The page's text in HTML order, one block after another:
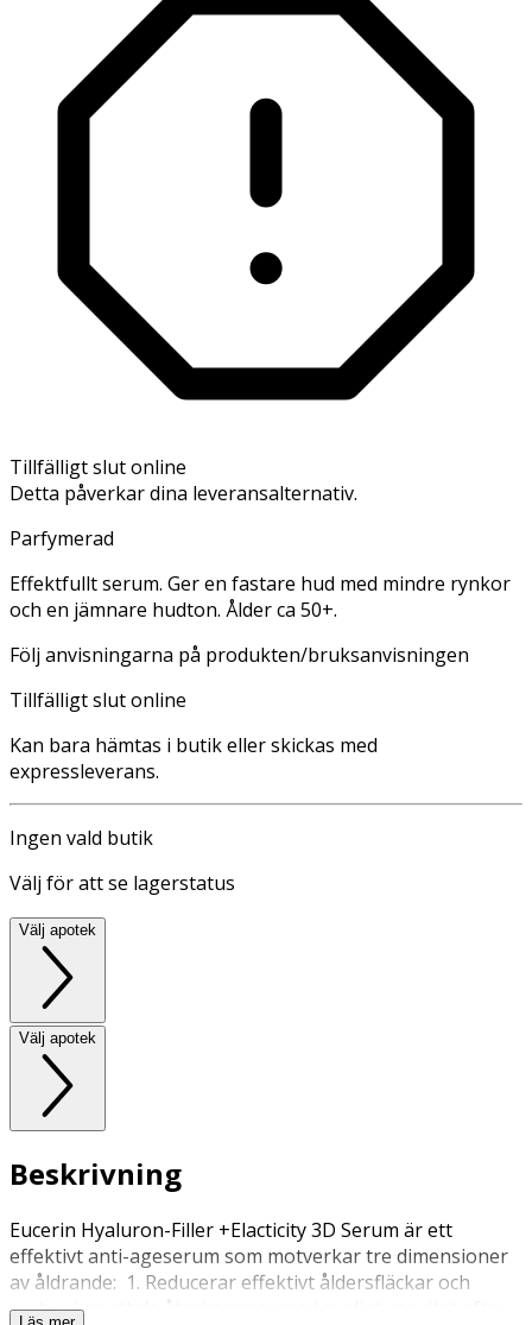
Tillfälligt slut online
Detta påverkar dina leveransalternativ.
Parfymerad
Effektfullt serum. Ger en fastare hud med mindre rynkor
och en jämnare hudton. Ålder ca 50+.
Följ anvisningarna på produkten/bruksanvisningen
Tillfälligt slut online
Kan bara hämtas i butik eller skickas med
expressleverans.
Ingen vald butik
Välj för att se lagerstatus
Välj apotek
Välj apotek
Beskrivning
Eucerin Hyaluron-Filler +Elacticity 3D Serum är ett
effektivt anti-ageserum som motverkar tre dimensioner
av åldrande: 1. Reducerar effektivt åldersfläckar och
motverkar att de återkommer med synligt resultat efter